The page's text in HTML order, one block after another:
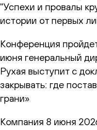
"Успехи и провалы
истории от первых
Конференция
июня генеральный
Рухая выступит с
закрывать: где
грани»
Компания 8 июня